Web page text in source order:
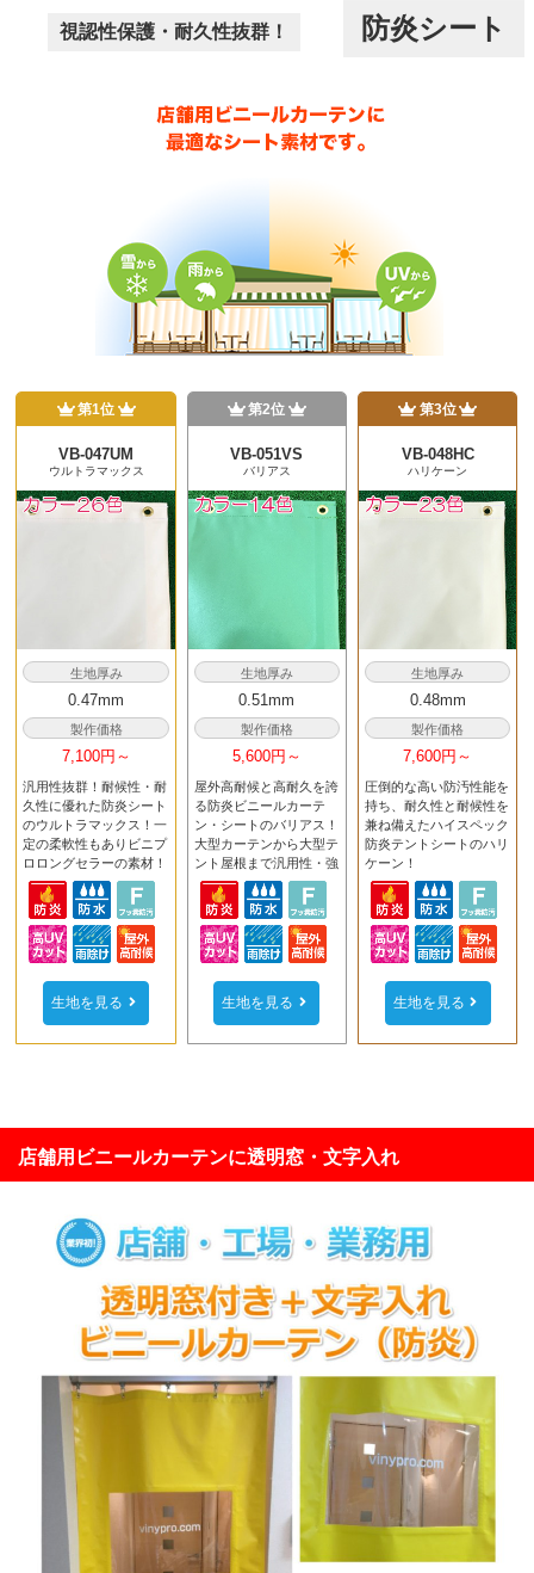
視認性保護・耐久性抜群！ 防炎シート
第1位
VB-047UM
ウルトラマックス
生地厚み
0.47mm
製作価格
7,100円～
汎用性抜群！耐候性・耐
久性に優れた防炎シート
のウルトラマックス！一
定の柔軟性もありビニプ
ロロングセラーの素材！
生地を見る
第2位
VB-051VS
バリアス
生地厚み
0.51mm
製作価格
5,600円～
屋外高耐候と高耐久を誇
る防炎ビニールカーテ
ン・シートのバリアス！
大型カーテンから大型テ
ント屋根まで汎用性・強
生地を見る
第3位
VB-048HC
ハリケーン
生地厚み
0.48mm
製作価格
7,600円～
圧倒的な高い防汚性能を
持ち、耐久性と耐候性を
兼ね備えたハイスペック
防炎テントシートのハリ
ケーン！
生地を見る
店舗用ビニールカーテンに透明窓・文字入れ